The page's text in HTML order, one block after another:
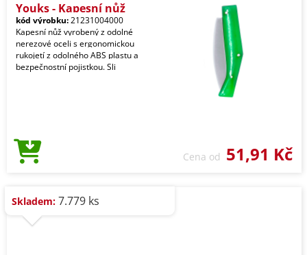
Youks - Kapesní nůž
kód výrobku:21231004000
Kapesní nůž vyrobený z odolné
nerezové oceli s ergonomickou
rukojetí z odolného ABS plastu a
bezpečnostní pojistkou. Sli
Cena od 51,91 Kč
Skladem: 7.779 ks